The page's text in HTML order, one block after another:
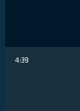
4:39